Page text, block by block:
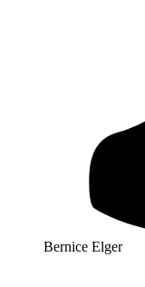
Bernice Elger